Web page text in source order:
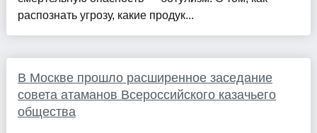
распознать угрозу, какие продук...
В Москве прошло расширенное заседание
совета атаманов Всероссийского казачьего
общества